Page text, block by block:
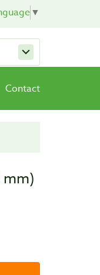
▼
Contact